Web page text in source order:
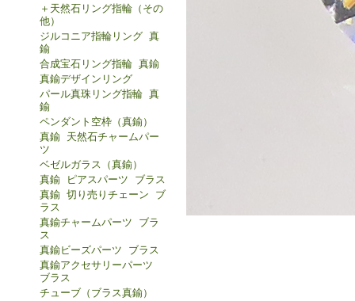
＋天然石リング指輪（その
他）
ジルコニア指輪リング 真
鍮
合成宝石リング指輪 真鍮
真鍮デザインリング
パール真珠リング指輪 真
鍮
ペンダント空枠（真鍮）
真鍮 天然石チャームパー
ツ
ベゼルガラス（真鍮）
真鍮 ピアスパーツ ブラス
真鍮 切り売りチェーン ブ
ラス
真鍮チャームパーツ ブラ
ス
真鍮ビーズパーツ ブラス
真鍮アクセサリーパーツ
ブラス
チューブ（ブラス真鍮）